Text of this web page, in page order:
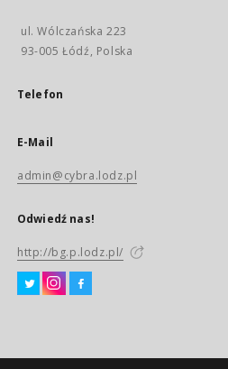
ul. Wólczańska 223
93-005 Łódź, Polska
Telefon
E-Mail
admin@cybra.lodz.pl
Odwiedź nas!
http://bg.p.lodz.pl/